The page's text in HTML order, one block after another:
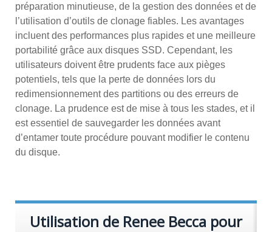
préparation minutieuse, de la gestion des données et de
l’utilisation d’outils de clonage fiables. Les avantages
incluent des performances plus rapides et une meilleure
portabilité grâce aux disques SSD. Cependant, les
utilisateurs doivent être prudents face aux pièges
potentiels, tels que la perte de données lors du
redimensionnement des partitions ou des erreurs de
clonage. La prudence est de mise à tous les stades, et il
est essentiel de sauvegarder les données avant
d’entamer toute procédure pouvant modifier le contenu
du disque.
Utilisation de Renee Becca pour